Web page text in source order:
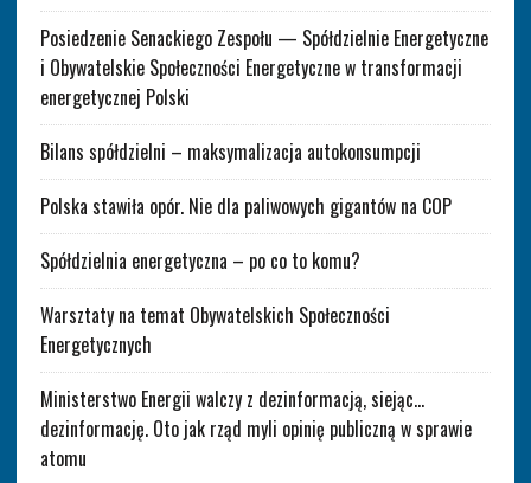
Posiedzenie Senackiego Zespołu — Spółdzielnie Energetyczne
i Obywatelskie Społeczności Energetyczne w transformacji
energetycznej Polski
Bilans spółdzielni – maksymalizacja autokonsumpcji
Polska stawiła opór. Nie dla paliwowych gigantów na COP
Spółdzielnia energetyczna – po co to komu?
Warsztaty na temat Obywatelskich Społeczności
Energetycznych
Ministerstwo Energii walczy z dezinformacją, siejąc…
dezinformację. Oto jak rząd myli opinię publiczną w sprawie
atomu